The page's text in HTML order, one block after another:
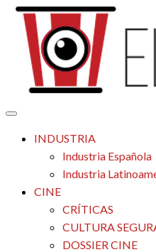
Saltar
contenido
El Palomitrón
Tu espacio de la industria de
INDUSTRIA
Industria Española
Industria
CINE
CRÍTICAS
CULTURA
DOSSIER CINE